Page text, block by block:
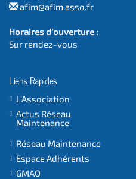
afim@afim.asso.fr
Horaires d'ouverture :
Sur rendez-vous
Liens Rapides
L'Association
Actus Réseau
Maintenance
Réseau Maintenance
Espace Adhérents
GMAO